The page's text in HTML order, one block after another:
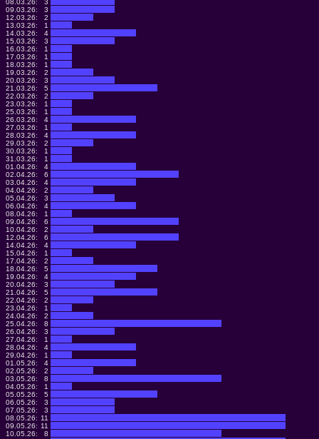
08.03.26:
3
09.03.26:
3
12.03.26:
2
13.03.26:
1
14.03.26:
4
15.03.26:
3
16.03.26:
1
17.03.26:
1
18.03.26:
1
19.03.26:
2
20.03.26:
3
21.03.26:
5
22.03.26:
2
23.03.26:
1
25.03.26:
1
26.03.26:
4
27.03.26:
1
28.03.26:
4
29.03.26:
2
30.03.26:
1
31.03.26:
1
01.04.26:
4
02.04.26:
6
03.04.26:
4
04.04.26:
2
05.04.26:
3
06.04.26:
4
08.04.26:
1
09.04.26:
6
10.04.26:
2
12.04.26:
6
14.04.26:
4
15.04.26:
1
17.04.26:
2
18.04.26:
5
19.04.26:
4
20.04.26:
3
21.04.26:
5
22.04.26:
2
23.04.26:
1
24.04.26:
2
25.04.26:
8
26.04.26:
3
27.04.26:
1
28.04.26:
4
29.04.26:
1
01.05.26:
4
02.05.26:
2
03.05.26:
8
04.05.26:
1
05.05.26:
5
06.05.26:
3
07.05.26:
3
08.05.26: 11
09.05.26: 11
10.05.26:
8